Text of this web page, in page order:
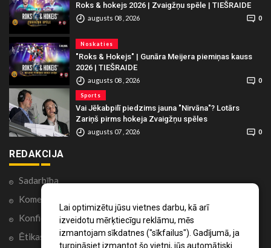
Lai optimizētu jūsu vietnes darbu, kā arī
izveidotu mērķtiecīgu reklāmu, mēs
izmantojam sīkdatnes ("sīkfailus"). Gadījumā, ja
turpināsiet izmantot šo vietni, jūs automātiski
Roks & hokejs 2026 | Zvaigžņu spēle | TIEŠRAIDE
augusts 08 , 2026 0
Noskaties
"Roks & Hokejs" | Gunāra Meijera piemiņas kauss
2026 | TIEŠRAIDE
augusts 08 , 2026 0
Sports
Vai Jēkabpilī piedzims jauna "Nirvāna"? Lotārs
Zariņš pirms hokeja Zvaigžņu spēles
augusts 07 , 2026 0
REDAKCIJA
Sadarbība
Komentāri portālā
Konfidencialitātes politika
Ētikas kodekss